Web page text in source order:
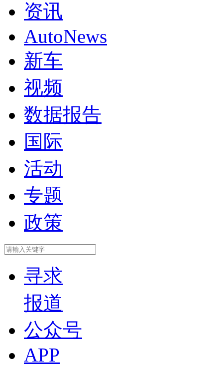
资讯
AutoNews
新车
视频
数据报告
国际
活动
专题
政策
寻求
报道
公众号
APP